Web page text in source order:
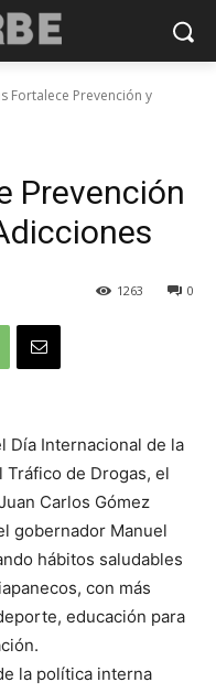
Fortalece Prevención y
Prevención
0
1263
Día Internacional de la
Tráfico de Drogas, el
Carlos Gómez
gobernador Manuel
hábitos saludables
con más
educación para
la política interna